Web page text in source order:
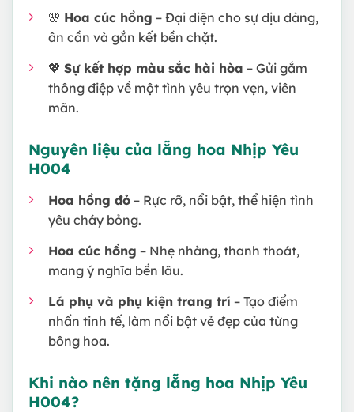
🌸 Hoa cúc hồng – Đại diện cho sự dịu dàng,
ân cần và gắn kết bền chặt.
💖 Sự kết hợp màu sắc hài hòa – Gửi gắm
thông điệp về một tình yêu trọn vẹn, viên
mãn.
Nguyên liệu của lẵng hoa Nhịp Yêu
H004
Hoa hồng đỏ – Rực rỡ, nổi bật, thể hiện tình
yêu cháy bỏng.
Hoa cúc hồng – Nhẹ nhàng, thanh thoát,
mang ý nghĩa bền lâu.
Lá phụ và phụ kiện trang trí – Tạo điểm
nhấn tinh tế, làm nổi bật vẻ đẹp của từng
bông hoa.
Khi nào nên tặng lẵng hoa Nhịp Yêu
H004?